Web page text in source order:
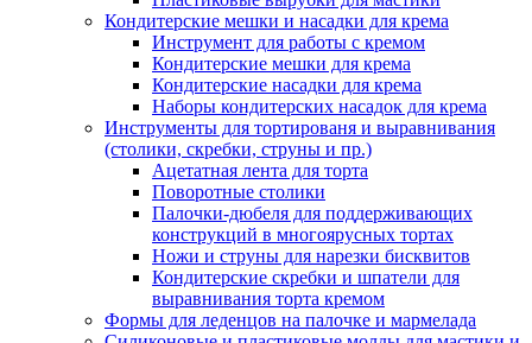
Кондитерские мешки и насадки для крема
Инструмент для работы с кремом
Кондитерские мешки для крема
Кондитерские насадки для крема
Наборы кондитерских насадок для крема
Инструменты для тортированя и выравнивания
(столики, скребки, струны и пр.)
Ацетатная лента для торта
Поворотные столики
Палочки-дюбеля для поддерживающих
конструкций в многоярусных тортах
Ножи и струны для нарезки бисквитов
Кондитерские скребки и шпатели для
выравнивания торта кремом
Формы для леденцов на палочке и мармелада